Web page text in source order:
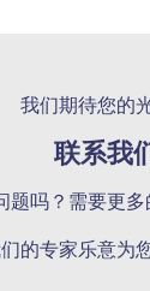
我们期待您的
联系我
题吗？需要更多
的专家乐意为